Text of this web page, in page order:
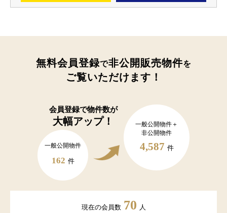
無料会員登録で非公開販売物件を
ご覧いただけます！
会員登録で物件数が
大幅アップ！
一般公開物件
162 件
一般公開物件＋
非公開物件
4,587 件
現在の会員数 70 人